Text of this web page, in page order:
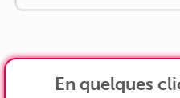
En quelques